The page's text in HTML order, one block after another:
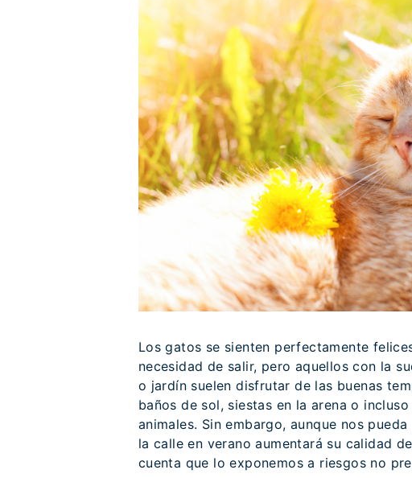
Los gatos se sienten perfectamente
necesidad de salir, pero aquellos con la
o jardín suelen disfrutar de las buenas
baños de sol, siestas en la arena o
animales. Sin embargo, aunque nos
la calle en verano aumentará su calidad
cuenta que lo exponemos a riesgos no